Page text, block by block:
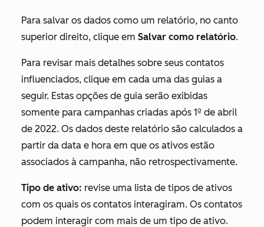
Para salvar os dados como um relatório, no canto
superior direito, clique em Salvar como relatório.
Para revisar mais detalhes sobre seus contatos
influenciados, clique em cada uma das guias a
seguir. Estas opções de guia serão exibidas
somente para campanhas criadas após 1º de abril
de 2022. Os dados deste relatório são calculados a
partir da data e hora em que os ativos estão
associados à campanha, não retrospectivamente.
Tipo de ativo: revise uma lista de tipos de ativos
com os quais os contatos interagiram. Os contatos
podem interagir com mais de um tipo de ativo.